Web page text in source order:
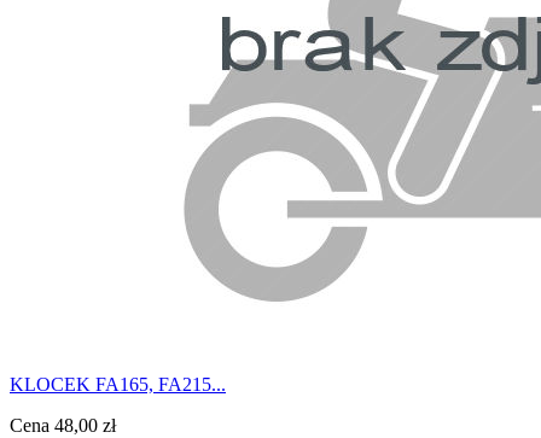
KLOCEK FA165, FA215...
Cena 48,00 zł